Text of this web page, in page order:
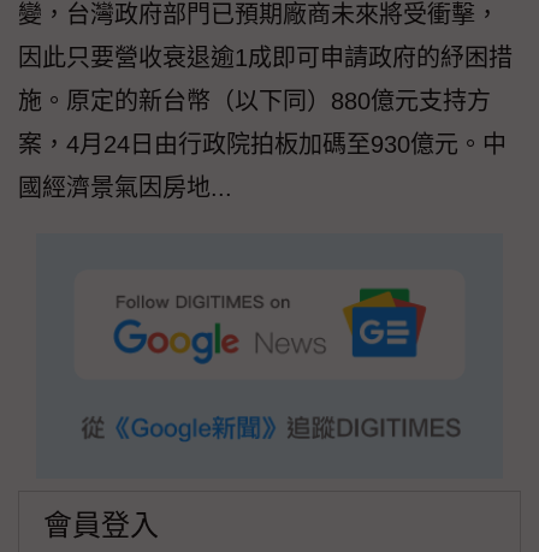
變，台灣政府部門已預期廠商未來將受衝擊，
因此只要營收衰退逾1成即可申請政府的紓困措
施。原定的新台幣（以下同）880億元支持方
案，4月24日由行政院拍板加碼至930億元。中
國經濟景氣因房地...
會員登入